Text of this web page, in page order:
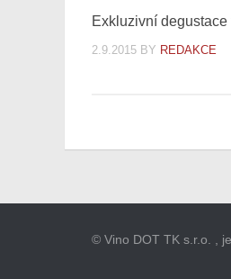
Exkluzivní
2.9.2015 BY REDAKCE
© Vino DOT TK s.r.o. ,